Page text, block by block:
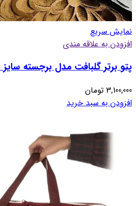
نمایش سریع
افزودن به علاقه مندی
پتو برتر گلبافت مدل برجسته سایز ۲۲۰ × ۲۴۰ سانتی متر
3,100,000 تومان
افزودن به سبد خرید